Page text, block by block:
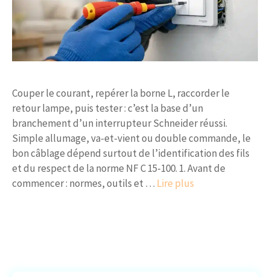
Couper le courant, repérer la borne L, raccorder le
retour lampe, puis tester : c’est la base d’un
branchement d’un interrupteur Schneider réussi.
Simple allumage, va-et-vient ou double commande, le
bon câblage dépend surtout de l’identification des fils
et du respect de la norme NF C 15-100. 1. Avant de
commencer : normes, outils et … Lire plus